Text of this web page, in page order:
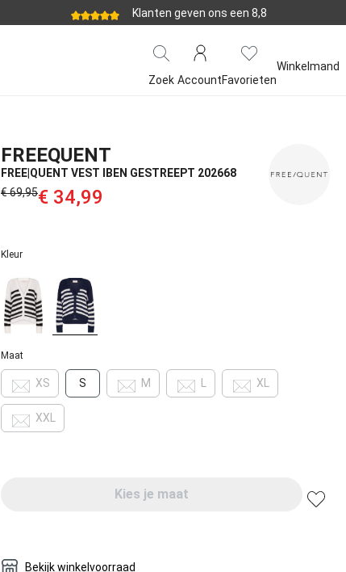
Klanten geven ons een 8,8
Zoek AccountFavorieten
Winkelmand
FREEQUENT
FREE|QUENT VEST IBEN GESTREEPT 202668
€ 69,95‌€ 34,99‌
Kleur
Maat
XS S M XL
XXL
Kies je maat
Bekijk winkelvoorraad